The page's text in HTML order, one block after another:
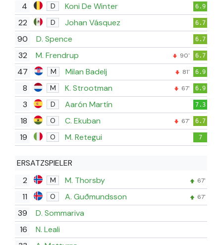
4 D Koni De Winter 6.9
22 D Johan Vásquez 6.7
90 D. Spence 6.7
32 M. Frendrup 90' 6.7
47 M Milan Badelj 81' 6.9
8 M K. Strootman 67' 6.9
3 D Aarón Martín 7.3
18 O C. Ekuban 67' 6.7
19 O M. Retegui 7
ERSATZSPIELER
2
M M. Thorsby 67'
11 O A. Guðmundsson 67'
39
D. Sommariva
16
N. Leali